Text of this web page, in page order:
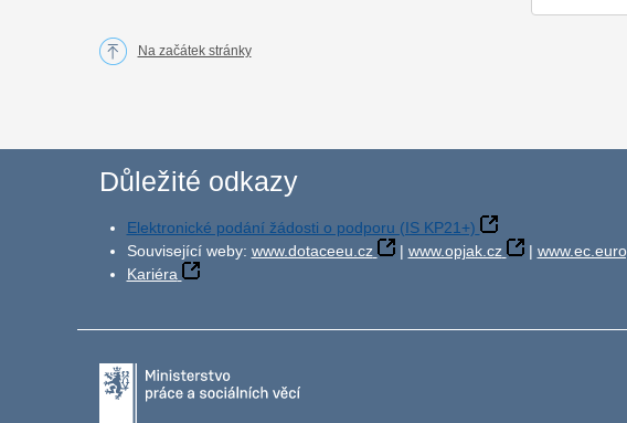
Na začátek stránky
Důležité odkazy
Elektronické podání žádosti o podporu (IS KP21+)
Související weby: www.dotaceeu.cz | www.opjak.cz |
Kariéra